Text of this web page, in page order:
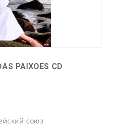
PAIXOES CD
союз